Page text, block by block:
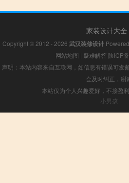
家装设计大全
Copyright © 2012 - 2026 武汉装修设计
网站地图 | 疑难解答 陕ICP
声明：本站内容来自互联网，如信息有错误可发
会及时纠正，谢
本站仅为个人兴趣爱好，不接盈
小男孩